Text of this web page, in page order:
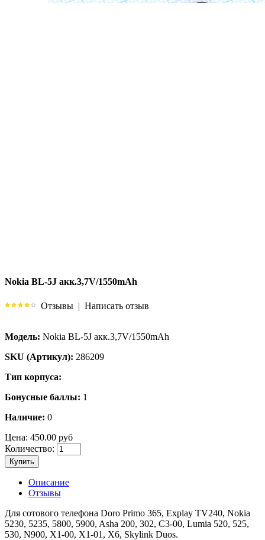
Nokia BL-5J акк.3,7V/1550mAh
Отзывы | Написать отзыв
Модель: Nokia BL-5J акк.3,7V/1550mAh
SKU (Артикул): 286209
Тип корпуса:
Бонусные баллы: 1
Наличие: 0
Цена: 450.00 руб
Количество:
Купить
Описание
Отзывы
Для сотового телефона Doro Primo 365, Explay TV240, Nokia
5230, 5235, 5800, 5900, Asha 200, 302, C3-00, Lumia 520, 525,
530, N900, X1-00, X1-01, X6, Skylink Duos.